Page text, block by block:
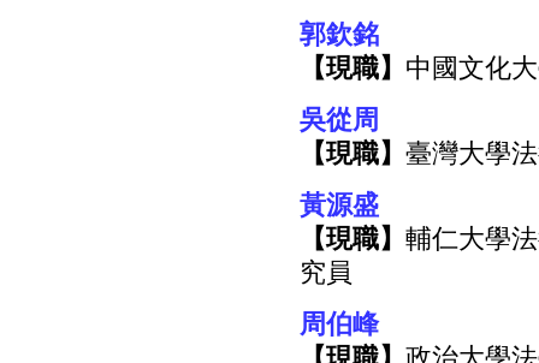
郭欽銘
【現職】 中國文化
吳從周
【現職】 臺灣大學
黃源盛
【現職】 輔仁大學
究員
周伯峰